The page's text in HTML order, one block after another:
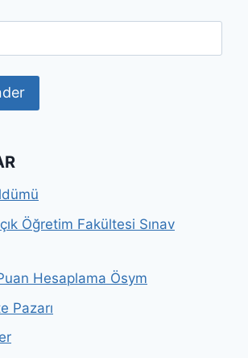
Öğretim Fakültesi Sınav
Hesaplama Ösym
Pazarı